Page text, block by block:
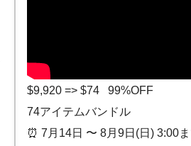
$9,920 => $74 99%OFF
74アイテムバンドル
⏰️ 7月14日 〜 8月9日(日) 3:00